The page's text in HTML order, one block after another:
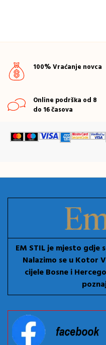
100% Vraćanje novca
Online podrška od 8
do 16 časova
EM STIL je mjesto gdje
Nalazimo se u Kotor
cijele Bosne i